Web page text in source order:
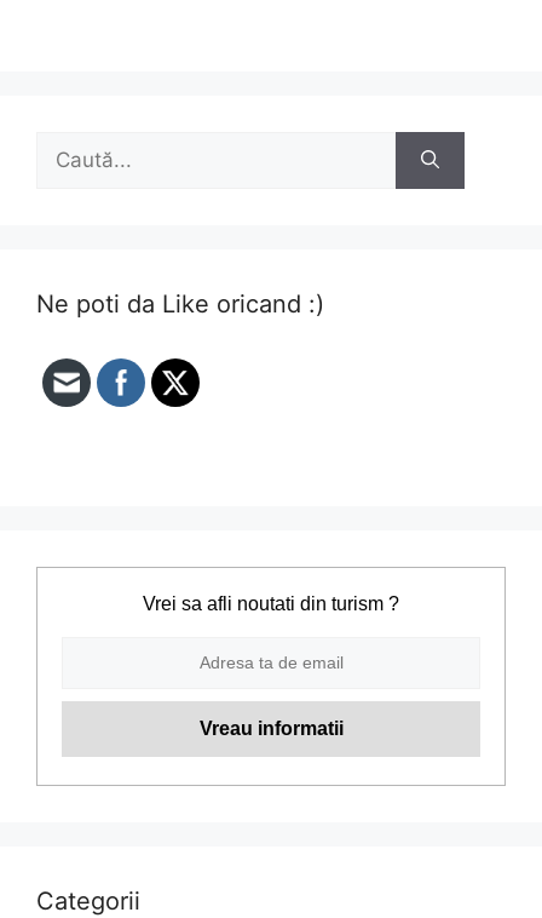
Caută
Ne poti da Like oricand :)
Vrei sa afli noutati din turism ?
Categorii